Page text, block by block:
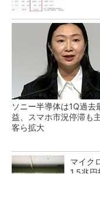
ソニー半導体は1Q過去
益、スマホ市況停滞も
客ら拡大
マイク
1.5兆円